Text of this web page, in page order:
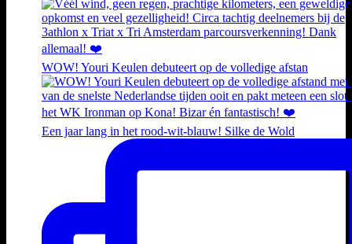
WOW! Youri Keulen debuteert op de volledige afstan
Een jaar lang in het rood-wit-blauw! Silke de Wold